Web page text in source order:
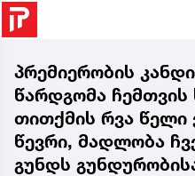
პრემიერობის
წარდგომა ჩემთვის
თითქმის რვა წელი
წევრი, მადლობა
გუნდს